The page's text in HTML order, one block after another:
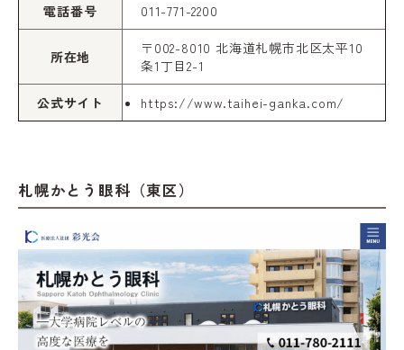
電話番号 011-771-2200
所在地
〒002-8010 北海道札幌市北区太平10
条1丁目2-1
公式サイト https://www.taihei-ganka.com/
札幌かとう眼科（東区）